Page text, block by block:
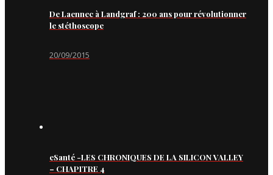
De Laennec à Landgraf : 200 ans pour révolutionner
le stéthoscope
20/09/2015
eSanté -LES CHRONIQUES DE LA SILICON VALLEY
– CHAPITRE 4